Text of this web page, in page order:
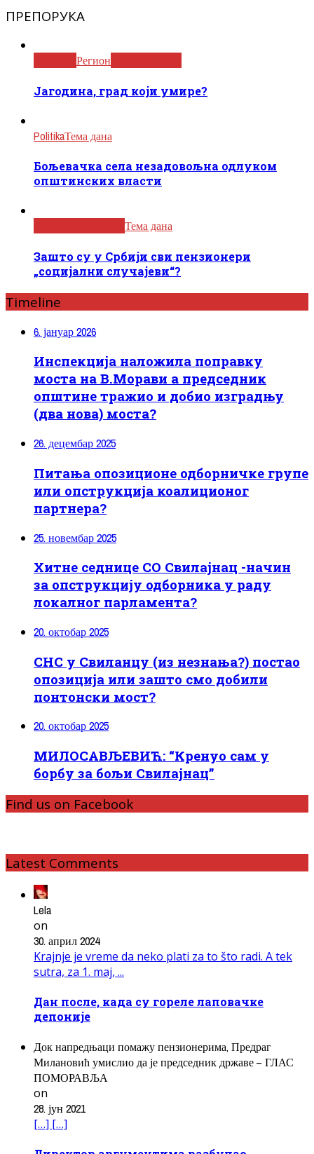
ПРЕПОРУКА
Регион
Јагодина, град који умире?
PolitikaТема дана
Бољевачка села незадовољна одлуком
општинских власти
Тема дана
Зашто су у Србији сви пензионери
„социјални случајеви“?
Timeline
6. јануар 2026
Инспекција наложила поправку
моста на В.Морави а председник
општине тражио и добио изградњу
(два нова) моста?
26. децембар 2025
Питања опозиционе одборничке групе
или опструкција коалиционог
партнера?
25. новембар 2025
Хитне седнице СО Свилајнац -начин
за опструкцију одборника у раду
локалног парламента?
20. октобар 2025
СНС у Свиланцу (из незнања?) постао
опозиција или зашто смо добили
понтонски мост?
20. октобар 2025
МИЛОСАВЉЕВИЋ: “Кренуо сам у
борбу за бољи Свилајнац”
Find us on Facebook
Latest Comments
Lela
on
30. април 2024
Krajnje je vreme da neko plati za to što radi. A tek
sutra, za 1. maj, ...
Дан после, када су гореле лаповачке
депоније
Док напредњаци помажу пензионерима, Предраг
Милановић умислио да је председник државе – ГЛАС
ПОМОРАВЉА
on
28. јун 2021
[…] […]